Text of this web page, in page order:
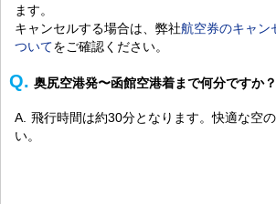
ます。
キャンセルする場合は、弊社航空券のキャン
ついてをご確認ください。
奥尻空港発〜函館空港着まで何分ですか？
飛行時間は約30分となります。快適な空
い。